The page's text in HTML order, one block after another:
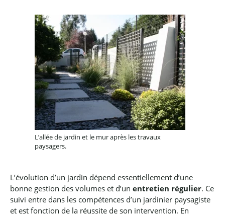
L’allée de jardin et le mur après les travaux
paysagers.
L’évolution d’un jardin dépend essentiellement d’une
bonne gestion des volumes et d’un entretien régulier. Ce
suivi entre dans les compétences d’un jardinier paysagiste
et est fonction de la réussite de son intervention. En